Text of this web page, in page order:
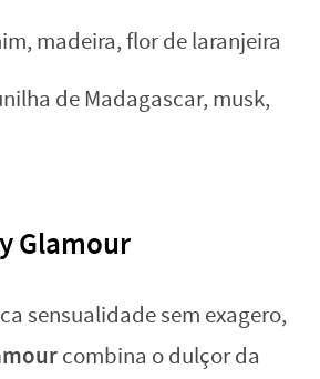
madeira, flor de laranjeira
de Madagascar, musk,
Glamour
sensualidade sem exagero,
combina o dulçor da